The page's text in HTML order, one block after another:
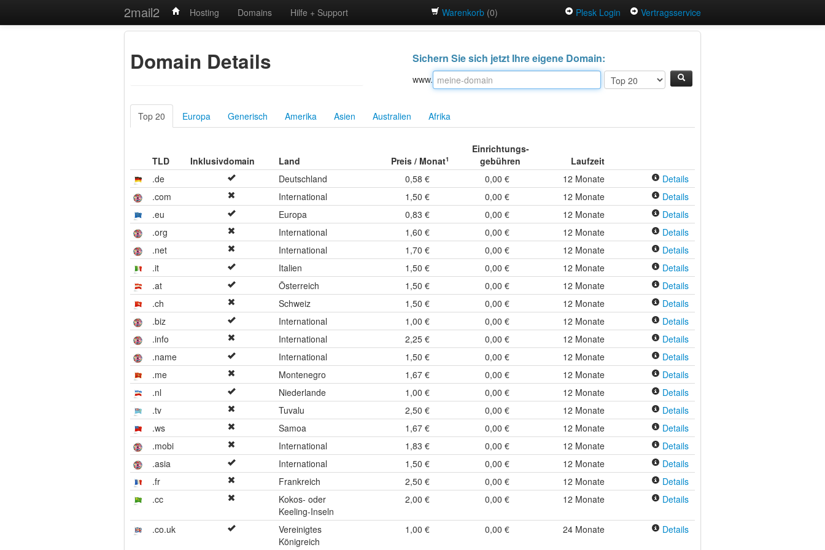
2mail2 Hosting Domains Hilfe + Support Warenkorb (0) Plesk Login Vertragsservice
Domain Details Sichern Sie sich jetzt Ihre eigene Domain:
www.
Top 20 Europa Generisch Amerika Asien Australien Afrika
TLD Inklusivdomain Land Preis / Monat1
Einrichtungs-
gebühren
Laufzeit
.de
Deutschland 0,58 € 0,00 € 12 Monate
Details
.com
International 1,50 € 0,00 € 12 Monate
Details
.eu
Europa 0,83 € 0,00 € 12 Monate
Details
.org
International 1,60 € 0,00 € 12 Monate
Details
.net
International 1,70 € 0,00 € 12 Monate
Details
.it
Italien 1,50 € 0,00 € 12 Monate
Details
.at
Österreich 1,50 € 0,00 € 12 Monate
Details
.ch
Schweiz 1,50 € 0,00 € 12 Monate
Details
.biz
International 1,00 € 0,00 € 12 Monate
Details
.info
International 2,25 € 0,00 € 12 Monate
Details
.name
International 1,50 € 0,00 € 12 Monate
Details
.me
Montenegro 1,67 € 0,00 € 12 Monate
Details
.nl
Niederlande 1,00 € 0,00 € 12 Monate
Details
.tv
Tuvalu 2,50 € 0,00 € 12 Monate
Details
.ws
Samoa 1,67 € 0,00 € 12 Monate
Details
.mobi
International 1,83 € 0,00 € 12 Monate
Details
.asia
International 1,50 € 0,00 € 12 Monate
Details
.fr
Frankreich 2,50 € 0,00 € 12 Monate
Details
.cc
Kokos- oder
Keeling-Inseln
2,00 € 0,00 € 12 Monate Details
.co.uk
Vereinigtes
Königreich
1,00 € 0,00 € 24 Monate Details